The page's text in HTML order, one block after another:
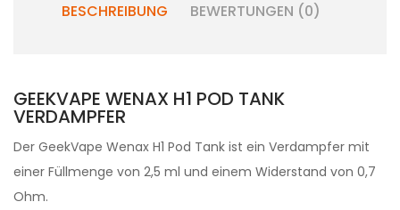
BESCHREIBUNG BEWERTUNGEN (0)
GEEKVAPE WENAX H1 POD TANK
VERDAMPFER
Der GeekVape Wenax H1 Pod Tank ist ein Verdampfer mit
einer Füllmenge von 2,5 ml und einem Widerstand von 0,7
Ohm.